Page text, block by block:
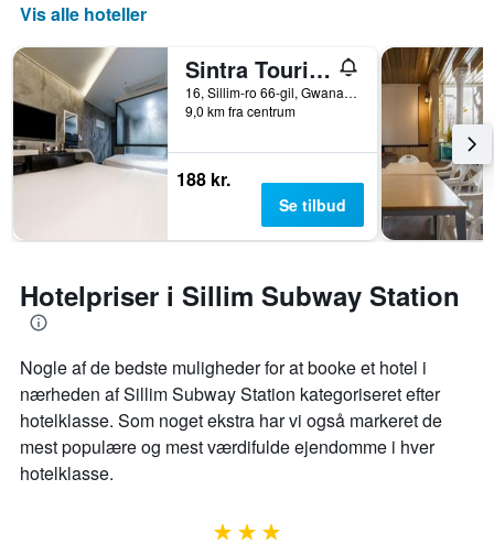
Vis alle hoteller
Sintra Tourist Hotel
16, Sillim-ro 66-gil, Gwanak-gu, Seoul, Seoul, Sydkorea
9,0 km fra centrum
188 kr.
Se tilbud
Hotelpriser i Sillim Subway Station
Nogle af de bedste muligheder for at booke et hotel i
nærheden af ​​Sillim Subway Station kategoriseret efter
hotelklasse. Som noget ekstra har vi også markeret de
mest populære og mest værdifulde ejendomme i hver
hotelklasse.
3 stjerner